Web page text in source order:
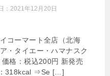
：2021年12月20日
コーマート全店（北海
・タイエー・ハマナスク
格：税込200円 新発売
318kcal ⇒Se […]